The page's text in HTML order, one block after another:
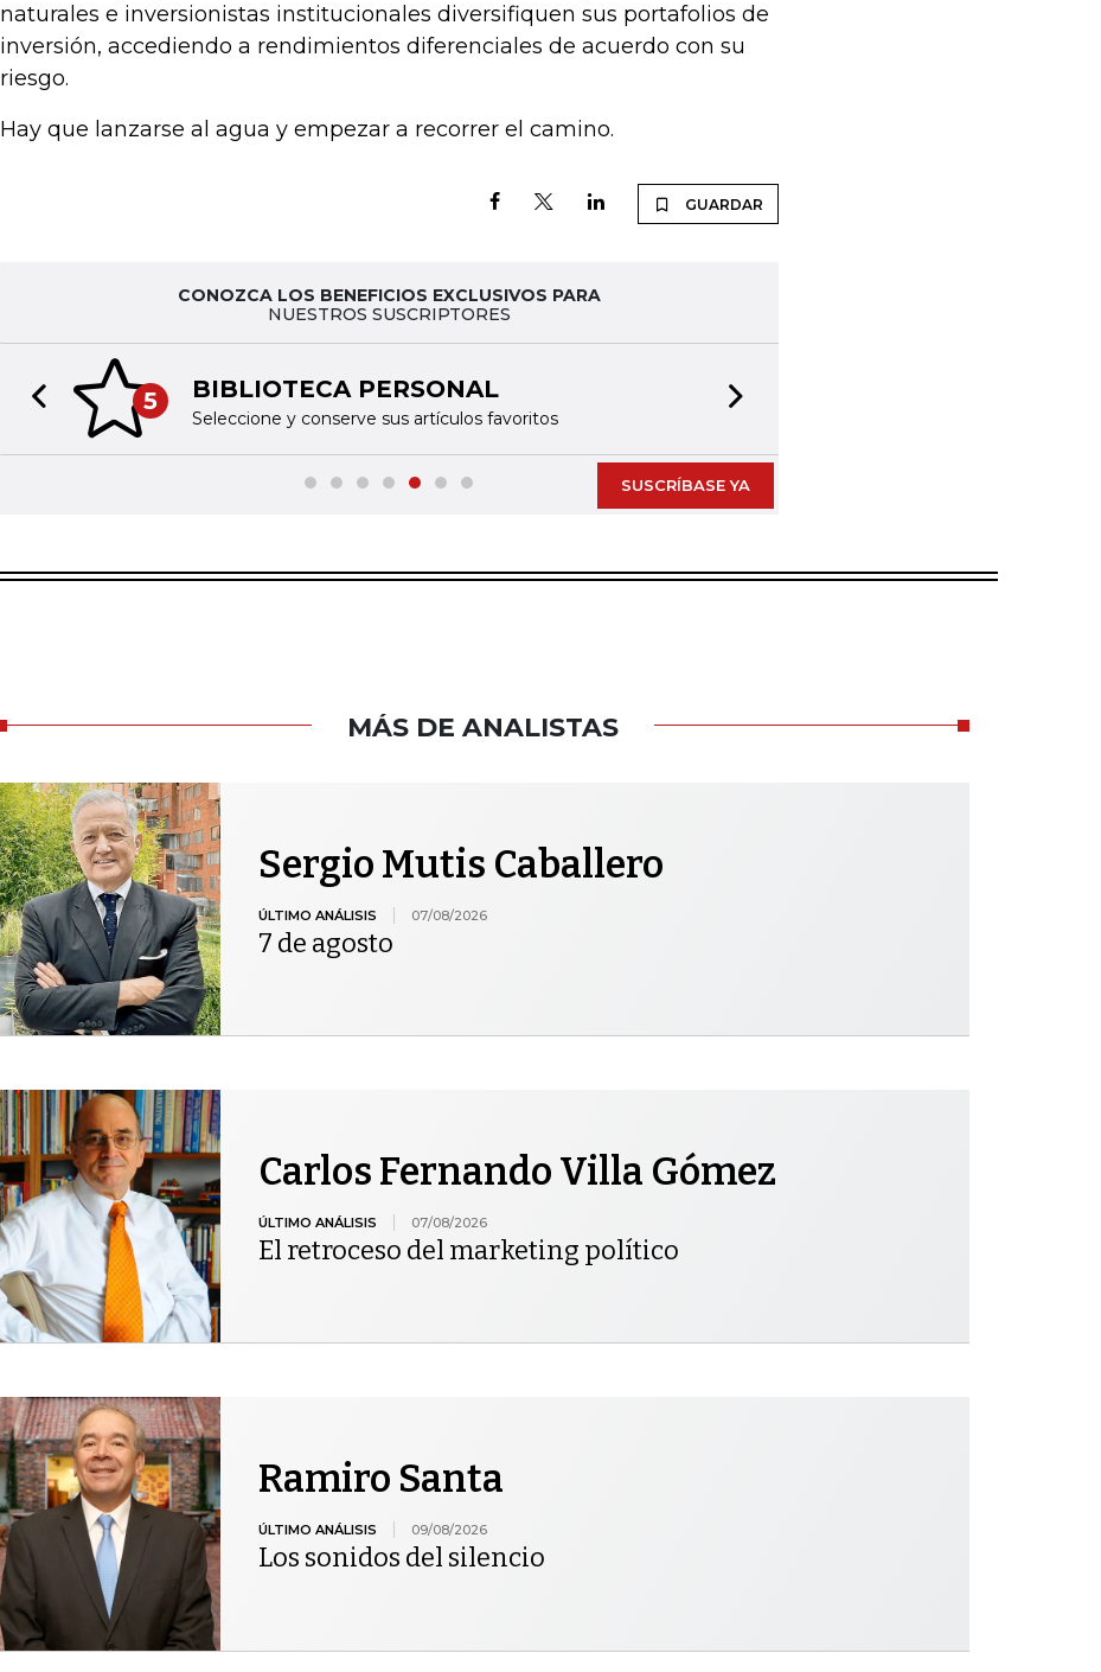
naturales e inversionistas institucionales diversifiquen sus portafolios de
inversión, accediendo a rendimientos diferenciales de acuerdo con su
riesgo.
Hay que lanzarse al agua y empezar a recorrer el camino.
GUARDAR
CONOZCA LOS BENEFICIOS EXCLUSIVOS PARA
NUESTROS SUSCRIPTORES
5 BIBLIOTECA PERSONAL
Seleccione y conserve sus artículos favoritos
Previous slide
SUSCRÍBASE YA
MÁS DE ANALISTAS
Sergio Mutis Caballero
ÚLTIMO ANÁLISIS 07/08/2026
7 de agosto
Carlos Fernando Villa Gómez
ÚLTIMO ANÁLISIS 07/08/2026
El retroceso del marketing político
Ramiro Santa
ÚLTIMO ANÁLISIS 09/08/2026
Los sonidos del silencio